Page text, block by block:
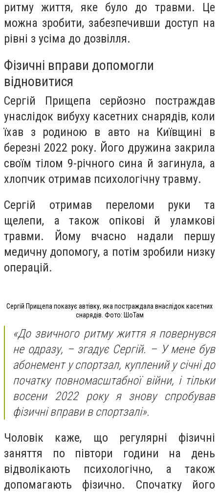
ритму життя, яке було до травми. Це
можна зробити, забезпечивши доступ на
рівні з усіма до дозвілля.
Фізичні вправи допомогли
відновитися
Сергій Прищепа серйозно постраждав
унаслідок вибуху касетних снарядів, коли
їхав з родиною в авто на Київщині в
березні 2022 року. Його дружина закрила
своїм тілом 9-річного сина й загинула, а
хлопчик отримав психологічну травму.
Сергій отримав переломи руки та
щелепи, а також опікові й уламкові
травми. Йому вчасно надали першу
медичну допомогу, а потім зробили низку
операцій.
Сергій Прищепа показує автівку, яка постраждала внаслідок касетних
снарядів. Фото: ШоТам
«До звичного ритму життя я повернувся
не одразу, – згадує Сергій. – У мене був
абонемент у спортзал, куплений у січні до
початку повномасштабної війни, і тільки
восени 2022 року я знову спробував
фізичні вправи в спортзалі».
Чоловік каже, що регулярні фізичні
заняття по півтори години на день
відволікають психологічно, а також
допомагають фізично. Спочатку його